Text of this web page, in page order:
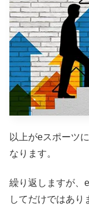
以上がeスポーツ
なります。
繰り返しますが、
してだけではあり